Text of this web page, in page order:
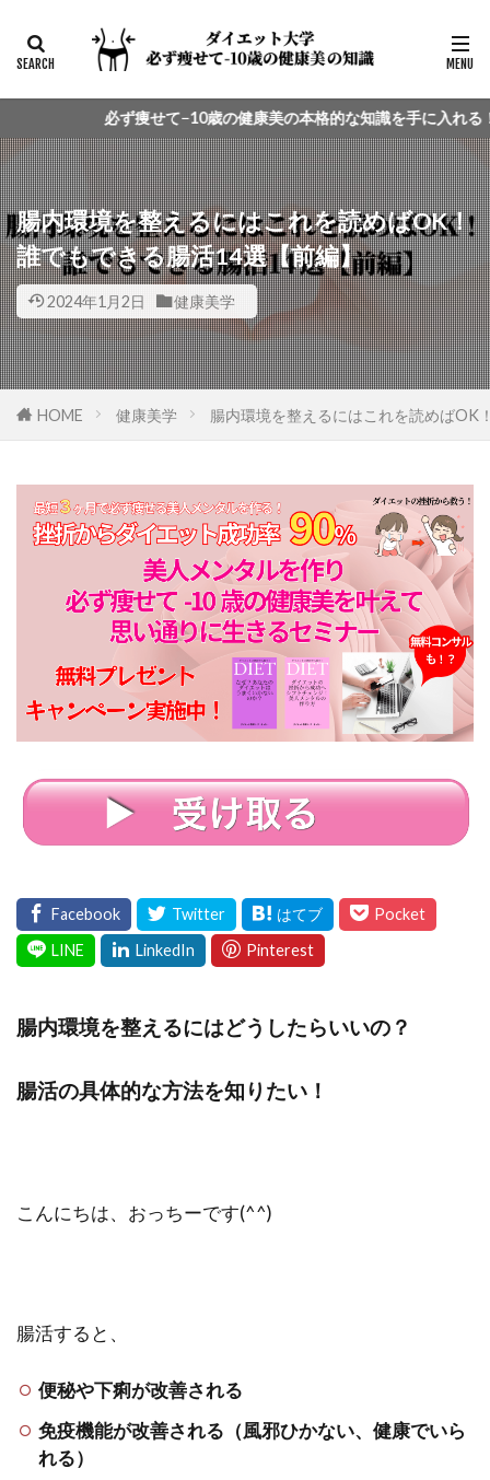
ず痩せて−10歳の健康美の本格的な知識を手に入れる！
腸内環境を整えるにはこれを読めばOK！
誰でもできる腸活14選【前編】
2024年1月2日 健康美学
HOME 健康美学 腸内環境を整えるにはこれを読めばOK
腸内環境を整えるにはどうしたらいいの？
腸活の具体的な方法を知りたい！
こんにちは、おっちーです(^^)
腸活すると、
便秘や下痢が改善される
免疫機能が改善される（風邪ひかない、健康でいら
れる）